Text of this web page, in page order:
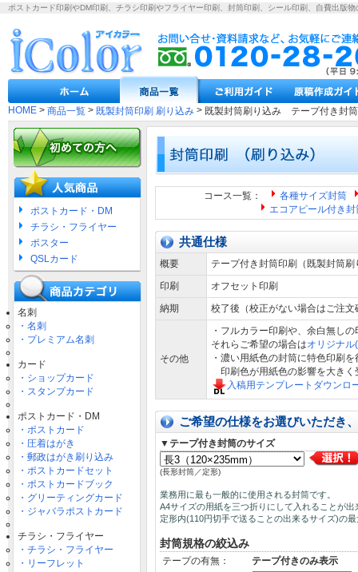
ポストカード印刷やDM印刷、チラシ印刷やフライヤー印刷、封筒印刷、シール印刷、自費出版物
HOME > 商品一覧 > 既製封筒印刷 刷り込み > 既製封筒刷り込み テープ付き封
ポストカード・DM
チラシ・フライヤー
ポスター
QSLカード
名刺
・名刺
・プレミアム名刺
カード
・ショップカード
・スタンプカード
ポストカード・DM
・ポストカード
・圧着はがき
・郵政はがき刷り込み
・ポストカードセット
・ポストカードブック
・グリーティングカード
・ジャバラポストカード
チラシ・フライヤー
・チラシ・フライヤー
・リーフレット
コース一覧：
各種サイズ封筒
エコアピール付き封
共通仕様
概要
テープ付き封筒印刷（既製封筒刷
印刷
オフセット印刷
納期
校了後（校正がない場合はご注
その他
・フルカラー印刷や、余白無し
それらご希望の場合はオリジナル
・濃い用紙色の封筒に特色印刷
印刷色が用紙色の影響を大きく
入稿用テンプレートダウンロ
ご希望の仕様をお選びいただき
▼テープ付き封筒のサイズ
(長形封筒／定形)
業務用に最も一般的に使用される封筒です。
A4サイズの用紙を三つ折りにして入れることが出
定形内(110円切手で送ることの出来るサイズ)の
封筒規格の絞込み
テープの有無：
テープ付きのみ表示